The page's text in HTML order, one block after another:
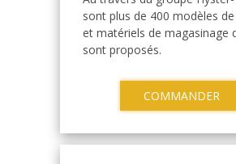
sont plus de 400 modèles
et matériels de magasinage
sont proposés.
COMMANDER